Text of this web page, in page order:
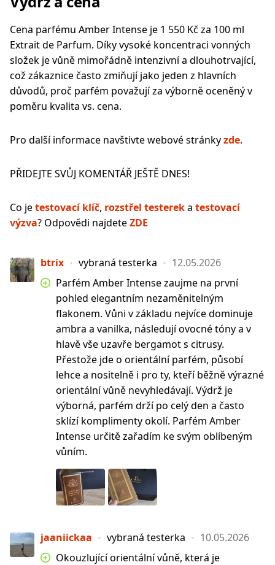
Cena parfému Amber Intense je 1 550 Kč za 100 ml
Extrait de Parfum. Díky vysoké koncentraci vonných
složek je vůně mimořádně intenzivní a dlouhotrvající,
což zákaznice často zmiňují jako jeden z hlavních
důvodů, proč parfém považují za výborně oceněný v
poměru kvalita vs. cena.
Pro další informace navštivte webové stránkyzde.
PŘIDEJTE SVŮJ KOMENTÁŘ JEŠTĚ DNES!
Co jetestovací klíč, rozstřel testereka testovací
výzva? Odpovědi najdeteZDE
btrix vybraná testerka
12.05.2026
Parfém Amber Intense zaujme na první
pohled elegantním nezaměnitelným
flakonem. Vůni v základu nejvíce dominuje
ambra a vanilka, následují ovocné tóny a v
hlavě vše uzavře bergamot s citrusy.
Přestože jde o orientální parfém, působí
lehce a nositelně i pro ty, kteří běžně výrazné
orientální vůně nevyhledávají. Výdrž je
výborná, parfém drží po celý den a často
sklízí komplimenty okolí. Parfém Amber
Intense určitě zařadím ke svým oblíbeným
vůním.
jaaniickaa vybraná testerka
10.05.2026
Okouzlující orientální vůně, která je